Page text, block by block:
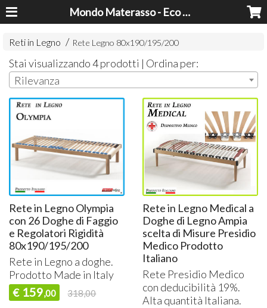
Mondo Materasso - Eco Dreams srl
Reti in Legno Rete Legno 80x190/195/200
Stai visualizzando 4 prodotti | Ordina per:
Rilevanza
Rete in Legno Olympia
con 26 Doghe di Faggio
e Regolatori Rigidità
80x190/195/200
Rete in Legno a doghe.
Prodotto Made in Italy
€ 159,00 318,00
Rete in Legno Medical a
Doghe di Legno Ampia
scelta di Misure Presidio
Medico Prodotto
Italiano
Rete Presidio Medico
con deducibilità 19%.
Alta quantità Italiana.